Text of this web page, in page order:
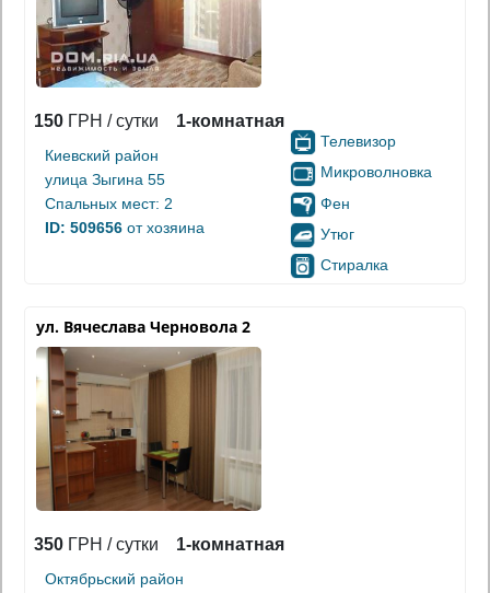
150 ГРН / сутки 1-комнатная
Киевский район
улица Зыгина 55
Спальных мест: 2
ID: 509656 от хозяина
Телевизор
Микроволновка
Фен
Утюг
Стиралка
ул. Вячеслава Черновола 2
350 ГРН / сутки 1-комнатная
Октябрьский район